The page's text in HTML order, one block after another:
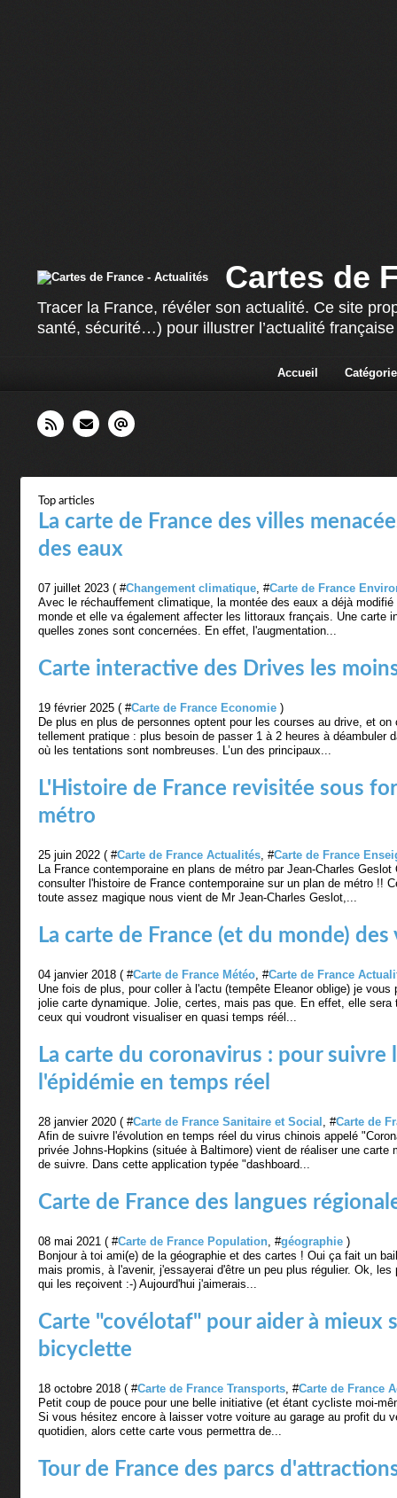
Cartes de
Tracer la France, révéler son actualité. Ce site
santé, sécurité…) pour illustrer l’actualité
Accueil
Top articles
La carte de France des villes
des eaux
07 juillet 2023 ( #Changement climatique, #Carte de France
Avec le réchauffement climatique, la montée des eaux a déjà
monde et elle va également affecter les littoraux français. Une carte
quelles zones sont concernées. En effet, l'augmentation...
Carte interactive des Drives les
19 février 2025 ( #Carte de France Economie )
De plus en plus de personnes optent pour les courses au drive, et on
tellement pratique : plus besoin de passer 1 à 2 heures à déambuler
où les tentations sont nombreuses. L’un des principaux...
L'Histoire de France revisitée sous
métro
25 juin 2022 ( #Carte de France Actualités, #Carte de France
La France contemporaine en plans de métro par Jean-Charles
consulter l'histoire de France contemporaine sur un plan de métro !!
toute assez magique nous vient de Mr Jean-Charles Geslot,...
La carte de France (et du monde) des
04 janvier 2018 ( #Carte de France Météo, #Carte de France
Une fois de plus, pour coller à l'actu (tempête Eleanor oblige) je vous
jolie carte dynamique. Jolie, certes, mais pas que. En effet, elle
ceux qui voudront visualiser en quasi temps réél...
La carte du coronavirus : pour
l'épidémie en temps réel
28 janvier 2020 ( #Carte de France Sanitaire et Social , #Carte de
Afin de suivre l'évolution en temps réel du virus chinois appelé
privée Johns-Hopkins (située à Baltimore) vient de réaliser une carte
de suivre. Dans cette application typée "dashboard...
Carte de France des langues
08 mai 2021 ( #Carte de France Population, #géographie )
Bonjour à toi ami(e) de la géographie et des cartes ! Oui ça fait un
mais promis, à l'avenir, j'essayerai d'être un peu plus régulier. Ok,
qui les reçoivent :-) Aujourd'hui j'aimerais...
Carte "covélotaf" pour aider à mieux
bicyclette
18 octobre 2018 ( #Carte de France Transports, #Carte de France
Petit coup de pouce pour une belle initiative (et étant cycliste moi-
Si vous hésitez encore à laisser votre voiture au garage au profit du
quotidien, alors cette carte vous permettra de...
Tour de France des parcs